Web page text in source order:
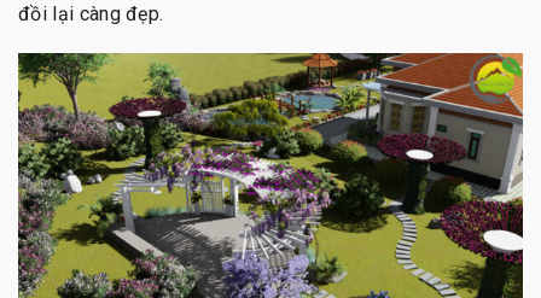
đồi lại càng đẹp.